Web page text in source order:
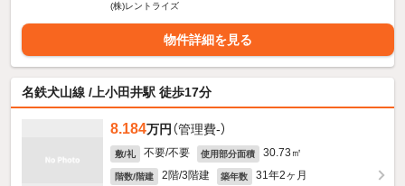
(株)レントライズ
物件詳細を見る
名鉄犬山線 /上小田井駅 徒歩17分
8.184万円 （管理費-）
敷/礼 不要/不要 使用部分面積 30.73㎡
階数/階建 2階/3階建 築年数 31年2ヶ月